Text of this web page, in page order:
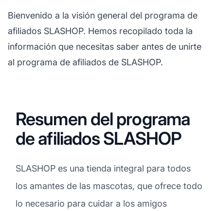
Bienvenido a la visión general del programa de
afiliados SLASHOP. Hemos recopilado toda la
información que necesitas saber antes de unirte
al programa de afiliados de SLASHOP.
Resumen del programa
de afiliados SLASHOP
SLASHOP es una tienda integral para todos
los amantes de las mascotas, que ofrece todo
lo necesario para cuidar a los amigos